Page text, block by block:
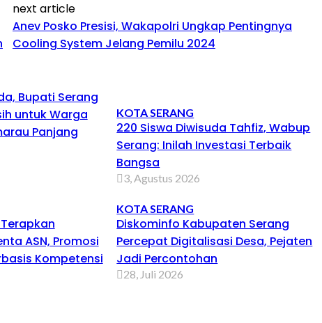
next article
Anev Posko Presisi, Wakapolri Ungkap Pentingnya
Cooling System Jelang Pemilu 2024
Bupati Serang
untuk Warga
Panjang
KOTA SERANG
220 Siswa Diwisuda Tahfiz, Wabup
Serang: Inilah Investasi Terbaik
Bangsa
3, Agustus 2026
ASN, Promosi
Kompetensi
KOTA SERANG
Diskominfo Kabupaten Serang
Percepat Digitalisasi Desa, Pejaten
Jadi Percontohan
28, Juli 2026